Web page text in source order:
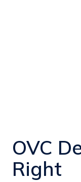
OVC
Right